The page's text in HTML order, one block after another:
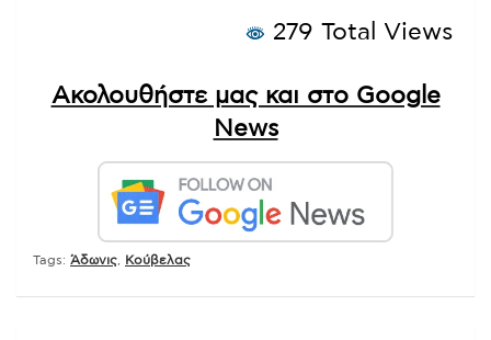
279 Total Views
Ακολουθήστε μας και στο Google
News
Tags: Άδωνις Κούβελας